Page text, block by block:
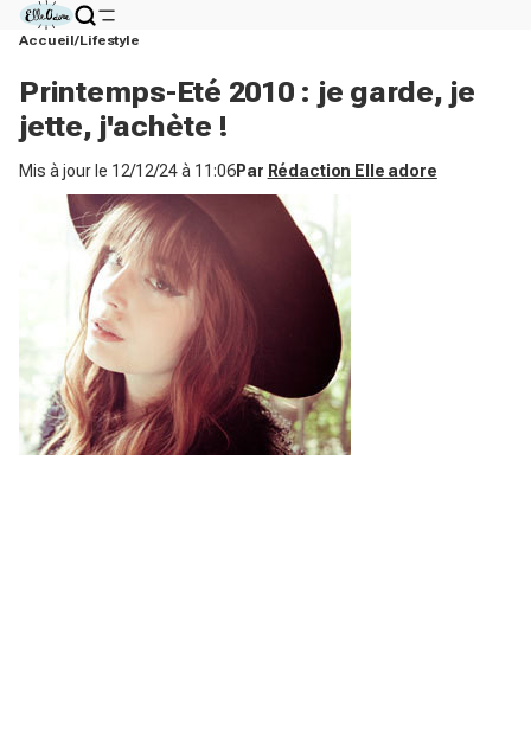
Accueil Lifestyle
Printemps-Eté 2010 : je garde, je
jette, j'achète !
Mis à jour le 12/12/24 à 11:06Par Rédaction Elle adore